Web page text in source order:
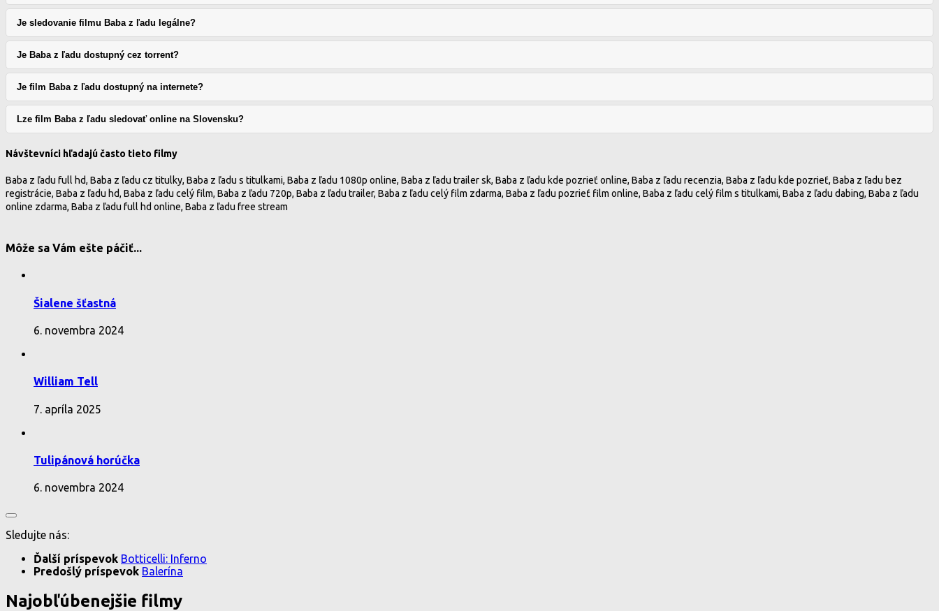
Je sledovanie filmu Baba z ľadu legálne?
Je Baba z ľadu dostupný cez torrent?
Je film Baba z ľadu dostupný na internete?
Lze film Baba z ľadu sledovať online na Slovensku?
Návštevníci hľadajú často tieto filmy
Baba z ľadu full hd, Baba z ľadu cz titulky, Baba z ľadu s titulkami, Baba z ľadu 1080p online, Baba z ľadu trailer sk, Baba z ľadu kde pozrieť online, Baba z ľadu recenzia, Baba z ľadu kde pozrieť, Baba z ľadu bez
registrácie, Baba z ľadu hd, Baba z ľadu celý film, Baba z ľadu 720p, Baba z ľadu trailer, Baba z ľadu celý film zdarma, Baba z ľadu pozrieť film online, Baba z ľadu celý film s titulkami, Baba z ľadu dabing, Baba z ľadu
online zdarma, Baba z ľadu full hd online, Baba z ľadu free stream
Môže sa Vám ešte páčiť...
Šialene šťastná
6. novembra 2024
William Tell
7. apríla 2025
Tulipánová horúčka
6. novembra 2024
Sledujte nás:
Ďalší príspevok Botticelli: Inferno
Predošlý príspevok Balerína
Najobľúbenejšie filmy